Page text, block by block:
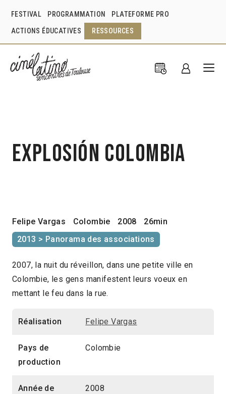
FESTIVAL PROGRAMMATION PLATEFORME PRO
ACTIONS ÉDUCATIVES RESSOURCES
Explosión Colombia
Felipe Vargas Colombie 2008
26min
2013 > Panorama des associations
2007, la nuit du réveillon, dans une petite ville en
Colombie, les gens manifestent leurs voeux en
mettant le feu dans la rue.
Réalisation Felipe Vargas
Pays de
production
Colombie
Année de
2008